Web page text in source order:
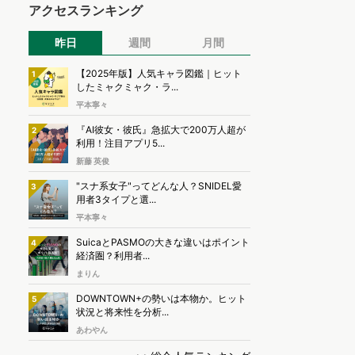
アクセスランキング
昨日 週間 月間
1
【2025年版】人気キャラ図鑑｜ヒット
したミャクミャク・ラ...
平本寧々
2
『AI彼女・彼氏』急拡大で200万人超が
利用！注目アプリ5...
新藤 英俊
3
"スナ系女子"ってどんな人？SNIDEL愛
用者3タイプと選...
平本寧々
4
SuicaとPASMOの大きな違いはポイント
経済圏？利用者...
まりん
5
DOWNTOWN+の勢いは本物か。ヒット
状況と将来性を分析...
あわやん